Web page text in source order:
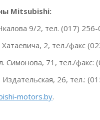
Mitsubishi:
9/2, тел. (017)
Хатаевича, 2, тел./факс
Симонова, 71, тел./факс:
Издательская, 26, тел.:
motors.by.